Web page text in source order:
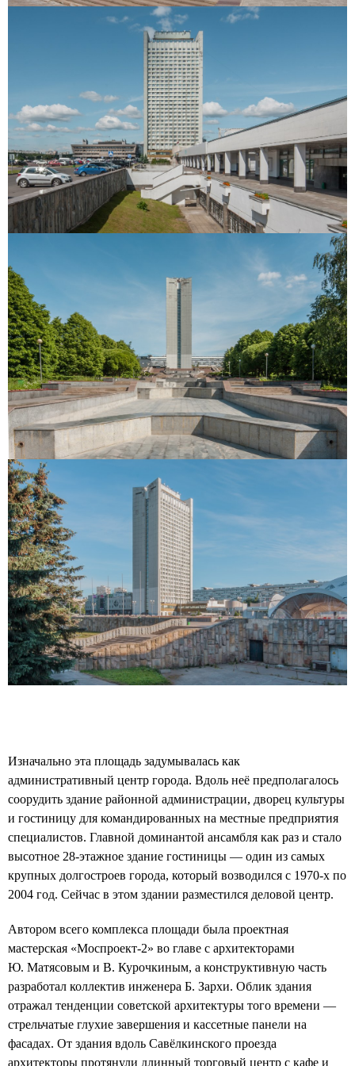
Изначально эта площадь задумывалась как
административный центр города. Вдоль неё предполагалось
соорудить здание районной администрации, дворец культуры
и гостиницу для командированных на местные предприятия
специалистов. Главной доминантой ансамбля как раз и стало
высотное 28-этажное здание гостиницы — один из самых
крупных долгостроев города, который возводился с 1970-х по
2004 год. Сейчас в этом здании разместился деловой центр.
Автором всего комплекса площади была проектная
мастерская «Моспроект-2» во главе с архитекторами
Ю. Матясовым и В. Курочкиным, а конструктивную часть
разработал коллектив инженера Б. Зархи. Облик здания
отражал тенденции советской архитектуры того времени —
стрельчатые глухие завершения и кассетные панели на
фасадах. От здания вдоль Савёлкинского проезда
архитекторы протянули длинный торговый центр с кафе и